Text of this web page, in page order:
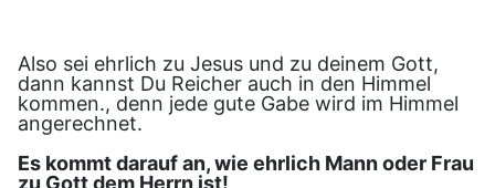
Also sei ehrlich zu Jesus und zu deinem Gott,
dann kannst Du Reicher auch in den Himmel
kommen., denn jede gute Gabe wird im Himmel
angerechnet.
Es kommt darauf an, wie ehrlich Mann oder Frau
zu Gott dem Herrn ist!